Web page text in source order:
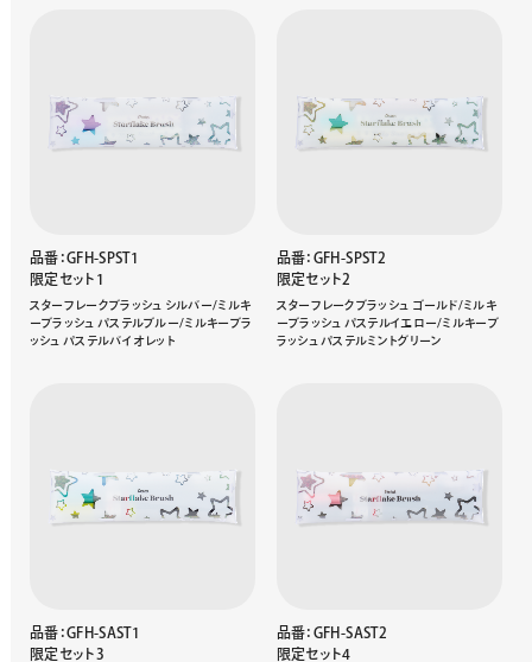
品番：GFH-SPST1
限定セット1
スターフレークブラッシュ シルバー/ミルキ
ーブラッシュ パステルブルー/ミルキーブラ
ッシュ パステルバイオレット
品番：GFH-SPST2
限定セット2
スターフレークブラッシュ ゴールド/ミルキ
ーブラッシュ パステルイエロー/ミルキーブ
ラッシュ パステルミントグリーン
品番：GFH-SAST1
限定セット3
品番：GFH-SAST2
限定セット4